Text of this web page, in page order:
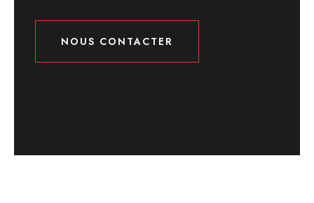
NOUS CONTACTER
NOUS CONTACTER